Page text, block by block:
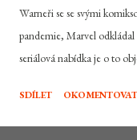
Warneři se se svými
pandemie, Marvel
seriálová nabídka je o to
odstartovat. Výprava do
období chvíli po Captain
SDÍLET OKOMENTOVAT